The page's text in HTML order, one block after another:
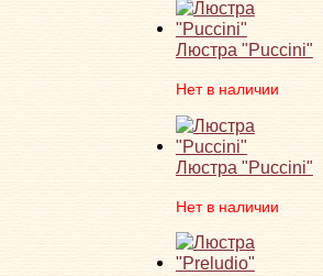
Люстра "Puccini"
Нет в наличии
Люстра "Puccini"
Нет в наличии